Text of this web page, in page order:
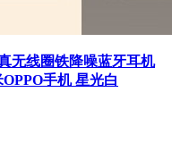
无线圈铁降噪蓝牙耳机
手机 星光白